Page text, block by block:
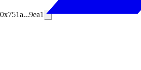
0x751a...9ea1